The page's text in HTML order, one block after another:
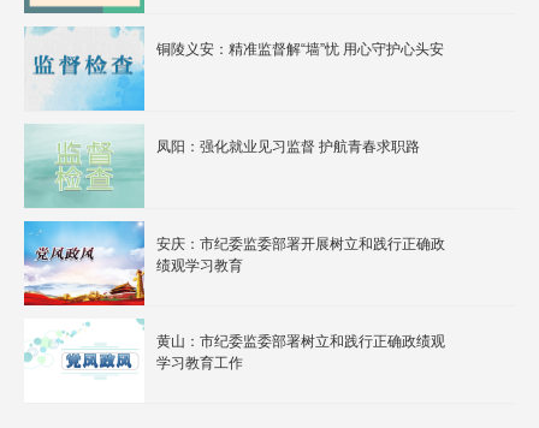
铜陵义安：精准监督解“墙”忧 用心守护心头安
凤阳：强化就业见习监督 护航青春求职路
安庆：市纪委监委部署开展树立和践行正确政
绩观学习教育
黄山：市纪委监委部署树立和践行正确政绩观
学习教育工作